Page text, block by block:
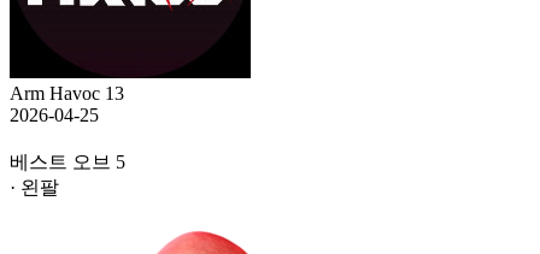
Arm Havoc 13
2026-04-25
베스트 오브 5
· 왼팔